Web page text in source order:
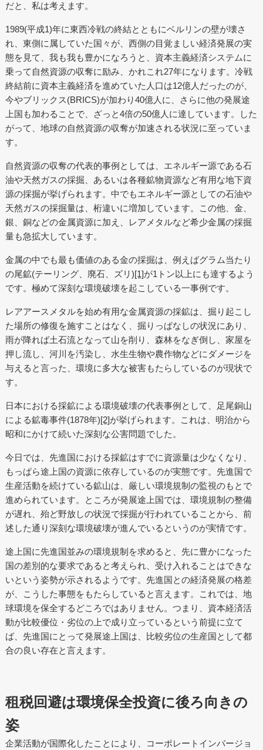
だと、私は考えます。
1989(平成1)年に東西冷戦の終結とともにベルリンの壁が壊さ
れ、東側に属していた国々が、西側の目覚ましい経済発展の実
態を見て、我も我も豊かになろうと、資本主義経済システムに
乗って自然資源の収奪に励み、かれこれ27年になります。冷戦
終結前に資本主義経済を進めていた人口は12億人だったのが、
今やブリックス(BRICS)が加わり40億人に、さらに他の発展途
上国も加わることで、ざっと4倍の50億人に達しています。した
がって、地球の自然資源の収奪が加速される状況に至っていま
す。
自然資源の収奪の代表的事例としては、エネルギー源である石
油や天然ガスの採掘、あるいは各種鉱物資源など有用な地下資
源の採掘が挙げられます。中でもエネルギー源としての石油や
天然ガスの採掘量は、桁違いに増加しています。この他、金、
銀、銅などの金属資源に加え、レアメタルなど希少金属の採掘
量も急拡大しています。
金属の中でも最も価値のある金の採掘は、例えばグラム当たり
の尾鉱(テーリング、廃石、ズリ)[1]が1トン以上にも達するよう
です。極めて深刻な環境破壊を起こしている一事例です。
レアアースメタルを始め有用な金属資源の採鉱は、掘り起こし
た場所の修復を施すことはなく、掘りっぱなしの状況にあり、
雨が降れば土石流となって山を削り、森林をなぎ倒し、家屋を
押し流し、河川を汚染し、水生生物や農作物などにダメージを
与えると言った、環境に多大な被害もたらしているのが現状で
す。
日本における採鉱による環境破壊の代表事例として、足尾銅山
による鉱毒事件(1878年)[2]が挙げられます。これは、明治から
昭和にかけて続いた深刻な公害問題でした。
今日では、先進国における採鉱はすでに資源量は少なくなり、
もっぱら途上国の資源に依存しているのが実態です。先進国で
生産活動を続けている鉱山は、厳しい環境規制の監視のもとで
進められています。ところが発展途上国では、環境規制の整備
が遅れ、殆ど野放しの状況で採掘が行われていることから、前
述した通り深刻な環境破壊が進んでいるというのが実情です。
途上国に先進国並みの環境規制を求めると、先に豊かになった
国の差別的な要求であると考えられ、受け入れることはできな
いという姿勢が示されるようです。先進国との経済発展の格差
が、こうした事態をもたらしていると言えます。これでは、地
球環境を保全するどころではありません。つまり、資本経済活
動が比較優位・劣位の上で成り立っているという前提に立て
ば、先進国にとって発展途上国は、比較劣位の生産国として都
合の良い存在と言えます。
租税回避は環境保全投資に後ろ向きの
姿
企業活動が国際化したことにより、コーポレートインバージョ